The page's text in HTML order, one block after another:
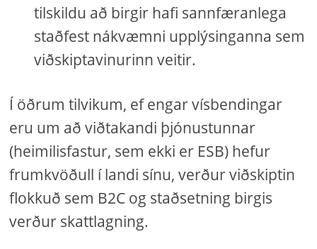
tilskildu að birgir hafi sannfæranlega
staðfest nákvæmni upplýsinganna sem
viðskiptavinurinn veitir.
Í öðrum tilvikum, ef engar vísbendingar
eru um að viðtakandi þjónustunnar
(heimilisfastur, sem ekki er ESB) hefur
frumkvöðull í landi sínu, verður viðskiptin
flokkuð sem B2C og staðsetning birgis
verður skattlagning.